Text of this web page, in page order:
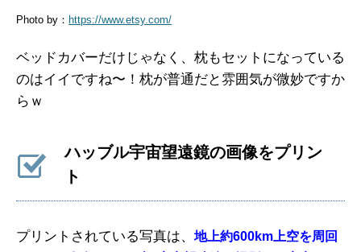
Photo by： https://www.etsy.com/
ベッドカバーだけじゃなく、枕もセットになっている
のはイイですね〜！枕が普通だと雰囲気が微妙ですか
らｗ
ハッブル宇宙望遠鏡の画像をプリン
ト
プリントされている写真は、 地上約600km上空を周回